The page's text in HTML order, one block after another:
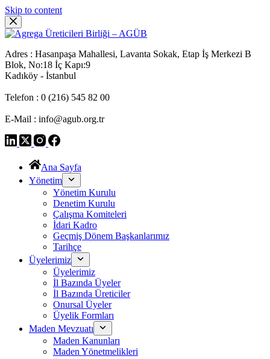
Skip to content
Adres : Hasanpaşa Mahallesi, Lavanta Sokak, Etap İş Merkezi B
Blok, No:18 İç Kapı:9
Kadıköy - İstanbul
Telefon : 0 (216) 545 82 00
E-Mail : info@agub.org.tr
Ana Sayfa
Yönetim
Yönetim Kurulu
Denetim Kurulu
Çalışma Komiteleri
İdari Kadro
Geçmiş Dönem Başkanlarımız
Tarihçe
Üyelerimiz
Üyelerimiz
İl Bazında Üyeler
İl Bazında Üreticiler
Onursal Üyeler
Üyelik Formları
Maden Mevzuatı
Maden Kanunları
Maden Yönetmelikleri